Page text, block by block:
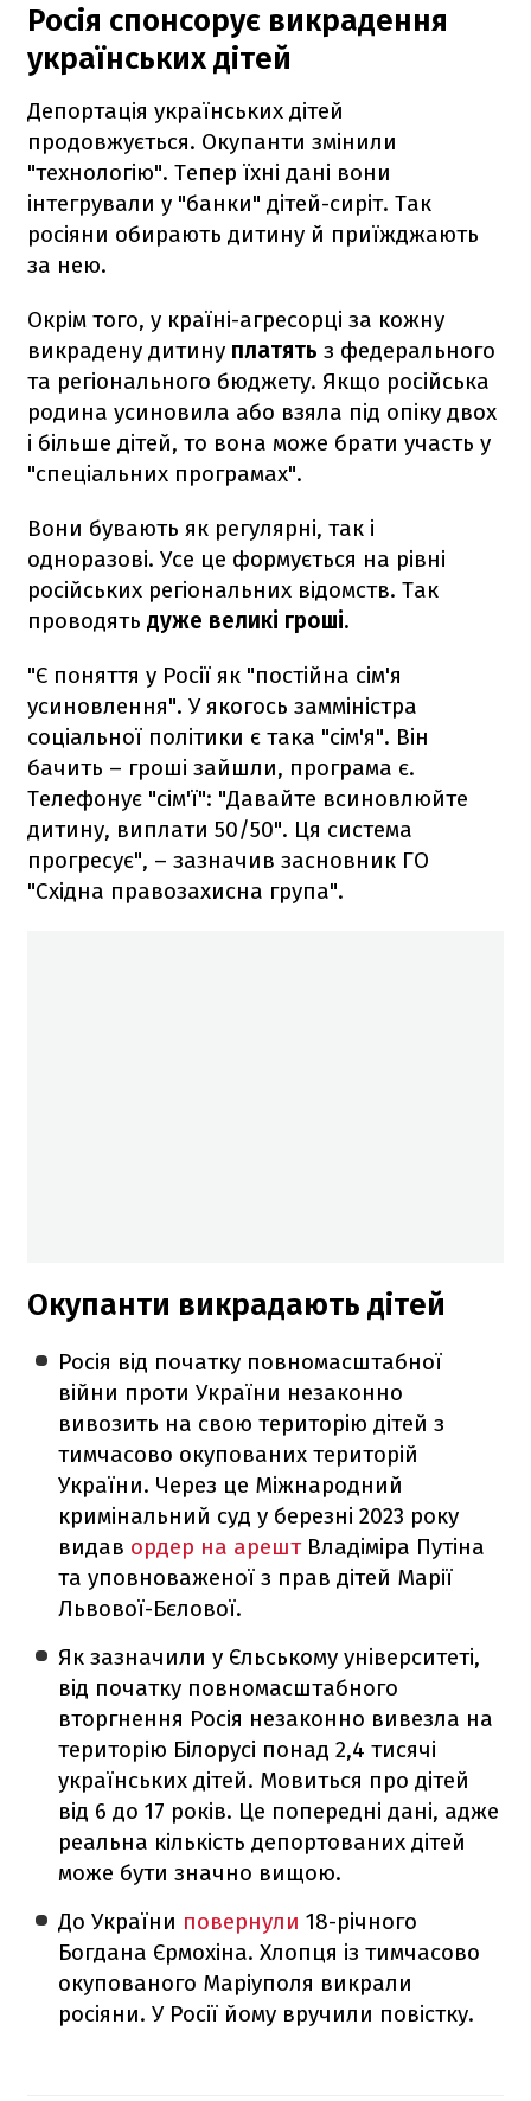
Росія спонсорує викрадення
українських дітей
Депортація українських дітей
продовжується. Окупанти змінили
"технологію". Тепер їхні дані вони
інтегрували у "банки" дітей-сиріт. Так
росіяни обирають дитину й приїжджають
за нею.
Окрім того, у країні-агресорці за кожну
викрадену дитину платять з федерального
та регіонального бюджету. Якщо російська
родина усиновила або взяла під опіку двох
і більше дітей, то вона може брати участь у
"спеціальних програмах".
Вони бувають як регулярні, так і
одноразові. Усе це формується на рівні
російських регіональних відомств. Так
проводять дуже великі гроші.
"Є поняття у Росії як "постійна сім'я
усиновлення". У якогось замміністра
соціальної політики є така "сім'я". Він
бачить – гроші зайшли, програма є.
Телефонує "сім'ї": "Давайте всиновлюйте
дитину, виплати 50/50". Ця система
прогресує", – зазначив засновник ГО
"Східна правозахисна група".
Окупанти викрадають дітей
Росія від початку повномасштабної
війни проти України незаконно
вивозить на свою територію дітей з
тимчасово окупованих територій
України. Через це Міжнародний
кримінальний суд у березні 2023 року
видав ордер на арешт Владіміра Путіна
та уповноваженої з прав дітей Марії
Львової-Бєлової.
Як зазначили у Єльському університеті,
від початку повномасштабного
вторгнення Росія незаконно вивезла на
територію Білорусі понад 2,4 тисячі
українських дітей. Мовиться про дітей
від 6 до 17 років. Це попередні дані, адже
реальна кількість депортованих дітей
може бути значно вищою.
До України повернули 18-річного
Богдана Єрмохіна. Хлопця із тимчасово
окупованого Маріуполя викрали
росіяни. У Росії йому вручили повістку.